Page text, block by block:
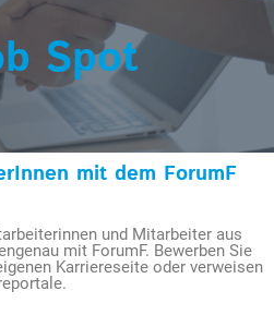
Spot
mit dem ForumF
und Mitarbeiter aus
mit ForumF. Bewerben Sie
Karriereseite oder verweisen